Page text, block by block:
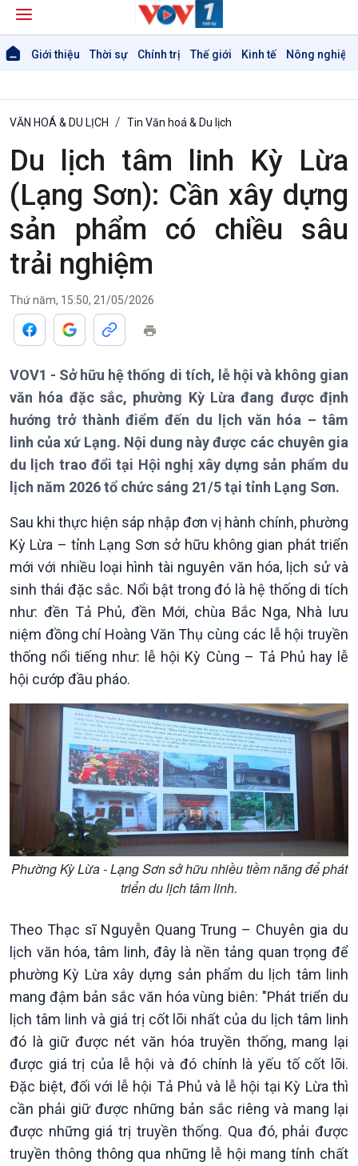
Giới thiệu Thời sự Chính trị Thế giới Kinh tế Nông nghiệp
Giới thiệu
Thời sự
Thời sự 6h
Thời sự 12h
Thời sự 18h
Chuyên mục
Theo dòng Thời sự
VĂN HOÁ & DU LỊCH Tin Văn hoá & Du lịch
Du lịch tâm linh Kỳ Lừa
(Lạng Sơn): Cần xây dựng
sản phẩm có chiều sâu
trải nghiệm
Thứ năm, 15:50, 21/05/2026
VOV1 - Sở hữu hệ thống di tích, lễ hội và không gian
văn hóa đặc sắc, phường Kỳ Lừa đang được định
hướng trở thành điểm đến du lịch văn hóa – tâm
linh của xứ Lạng. Nội dung này được các chuyên gia
du lịch trao đổi tại Hội nghị xây dựng sản phẩm du
lịch năm 2026 tổ chức sáng 21/5 tại tỉnh Lạng Sơn.
Sau khi thực hiện sáp nhập đơn vị hành chính, phường
Kỳ Lừa – tỉnh Lạng Sơn sở hữu không gian phát triển
mới với nhiều loại hình tài nguyên văn hóa, lịch sử và
sinh thái đặc sắc. Nổi bật trong đó là hệ thống di tích
như: đền Tả Phủ, đền Mới, chùa Bắc Nga, Nhà lưu
niệm đồng chí Hoàng Văn Thụ cùng các lễ hội truyền
thống nổi tiếng như: lễ hội Kỳ Cùng – Tả Phủ hay lễ
hội cướp đầu pháo.
Phường Kỳ Lừa - Lạng Sơn sở hữu nhiều tiềm năng để phát
triển du lịch tâm linh.
Theo Thạc sĩ Nguyễn Quang Trung – Chuyên gia du
lịch văn hóa, tâm linh, đây là nền tảng quan trọng để
phường Kỳ Lừa xây dựng sản phẩm du lịch tâm linh
mang đậm bản sắc văn hóa vùng biên: "Phát triển du
lịch tâm linh và giá trị cốt lõi nhất của du lịch tâm linh
đó là giữ được nét văn hóa truyền thống, mang lại
được giá trị của lễ hội và đó chính là yếu tố cốt lõi.
Đặc biệt, đối với lễ hội Tả Phủ và lễ hội tại Kỳ Lừa thì
cần phải giữ được những bản sắc riêng và mang lại
được những giá trị truyền thống. Qua đó, phải được
truyền thông thông qua những lễ hội mang tính chất